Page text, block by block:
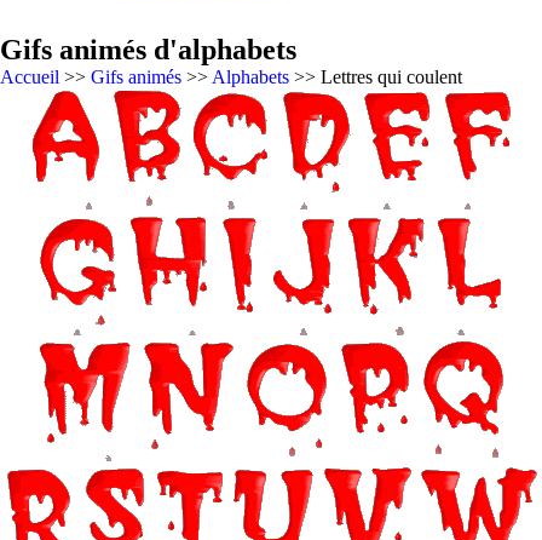
Gifs animés d'alphabets
Accueil >> Gifs animés >> Alphabets >> Lettres qui coulent